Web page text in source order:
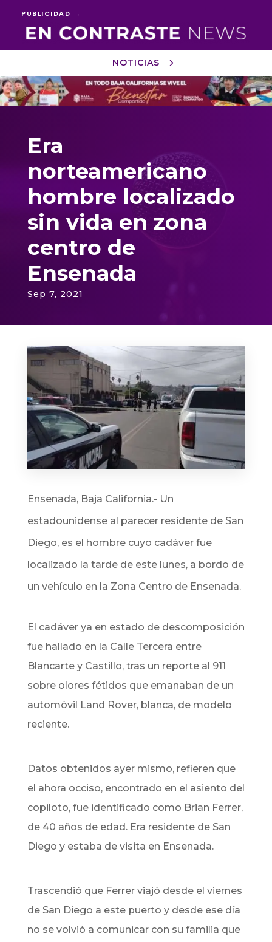
PUBLICIDAD →
NOTICIAS
Reproductor
de
vídeo
Era
norteamericano
hombre localizado
sin vida en zona
centro de
Ensenada
Sep 7, 2021
Ensenada, Baja California.- Un
estadounidense al parecer residente de San
Diego, es el hombre cuyo cadáver fue
localizado la tarde de este lunes, a bordo de
un vehículo en la Zona Centro de Ensenada.
El cadáver ya en estado de descomposición
fue hallado en la Calle Tercera entre
Blancarte y Castillo, tras un reporte al 911
sobre olores fétidos que emanaban de un
automóvil Land Rover, blanca, de modelo
reciente.
Datos obtenidos ayer mismo, refieren que
el ahora occiso, encontrado en el asiento del
copiloto, fue identificado como Brian Ferrer,
de 40 años de edad. Era residente de San
Diego y estaba de visita en Ensenada.
Trascendió que Ferrer viajó desde el viernes
de San Diego a este puerto y desde ese día
no se volvió a comunicar con su familia que